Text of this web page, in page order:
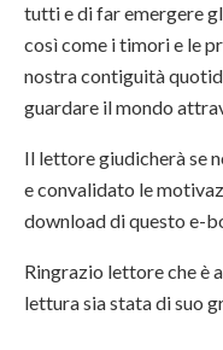
tutti e di far emergere
così come i timori e le
nostra contiguità
guardare il mondo
Il lettore giudicherà se
e convalidato le
download di questo e-
Ringrazio lettore che è
lettura sia stata di suo